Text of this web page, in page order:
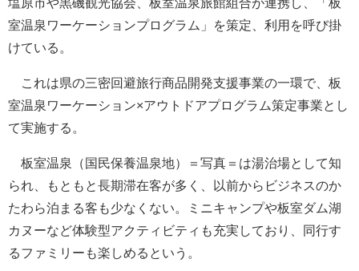
塩原市や黒磯観光協会、板室温泉旅館組合が連携し、「板
室温泉ワーケーションプログラム」を策定、利用を呼び掛
けている。
これは県の三密回避旅行商品開発支援事業の一環で、板
室温泉ワーケーション×アウトドアプログラム策定事業とし
て実施する。
板室温泉（国民保養温泉地）＝写真＝は湯治場として知
られ、もともと長期滞在客が多く、以前からビジネスのか
たわら泊まる客も少なくない。ミニキャンプや板室ダム湖
カヌーなど体験型アクティビティも充実しており、同行す
るファミリーも楽しめるという。